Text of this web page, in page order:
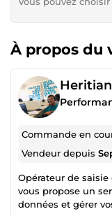
À propos du
Commande en
Vendeur depuis
Opérateur de
vous propose un
données et gérer